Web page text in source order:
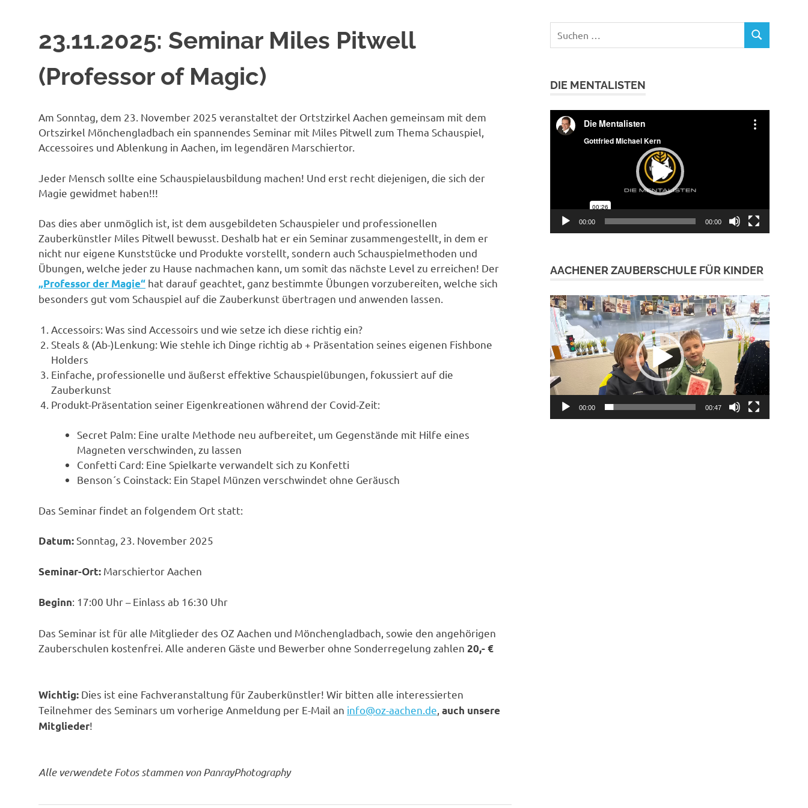
23.11.2025: Seminar Miles Pitwell
(Professor of Magic)
Am Sonntag, dem 23. November 2025 veranstaltet der Ortstzirkel Aachen gemeinsam mit dem
Ortszirkel Mönchengladbach ein spannendes Seminar mit Miles Pitwell zum Thema Schauspiel,
Accessoires und Ablenkung in Aachen, im legendären Marschiertor.
Jeder Mensch sollte eine Schauspielausbildung machen! Und erst recht diejenigen, die sich der
Magie gewidmet haben!!!
Das dies aber unmöglich ist, ist dem ausgebildeten Schauspieler und professionellen
Zauberkünstler Miles Pitwell bewusst. Deshalb hat er ein Seminar zusammengestellt, in dem er
nicht nur eigene Kunststücke und Produkte vorstellt, sondern auch Schauspielmethoden und
Übungen, welche jeder zu Hause nachmachen kann, um somit das nächste Level zu erreichen! Der
„Professor der Magie“ hat darauf geachtet, ganz bestimmte Übungen vorzubereiten, welche sich
besonders gut vom Schauspiel auf die Zauberkunst übertragen und anwenden lassen.
Accessoirs: Was sind Accessoirs und wie setze ich diese richtig ein?
Steals & (Ab-)Lenkung: Wie stehle ich Dinge richtig ab + Präsentation seines eigenen Fishbone
Holders
Einfache, professionelle und äußerst effektive Schauspielübungen, fokussiert auf die
Zauberkunst
Produkt-Präsentation seiner Eigenkreationen während der Covid-Zeit:
Secret Palm: Eine uralte Methode neu aufbereitet, um Gegenstände mit Hilfe eines
Magneten verschwinden, zu lassen
Confetti Card: Eine Spielkarte verwandelt sich zu Konfetti
Benson´s Coinstack: Ein Stapel Münzen verschwindet ohne Geräusch
Das Seminar findet an folgendem Ort statt:
Datum: Sonntag, 23. November 2025
Seminar-Ort: Marschiertor Aachen
Beginn: 17:00 Uhr – Einlass ab 16:30 Uhr
Das Seminar ist für alle Mitglieder des OZ Aachen und Mönchengladbach, sowie den angehörigen
Zauberschulen kostenfrei. Alle anderen Gäste und Bewerber ohne Sonderregelung zahlen 20,- €
Wichtig: Dies ist eine Fachveranstaltung für Zauberkünstler! Wir bitten alle interessierten
Teilnehmer des Seminars um vorherige Anmeldung per E-Mail an info@oz-aachen.de auch unsere
Mitglieder!
Alle verwendete Fotos stammen von PanrayPhotography
nach:
SUCHEN
DIE MENTALISTEN
Video-
Player
00:00 00:00
AACHENER ZAUBERSCHULE FÜR KINDER
Video-
Player
00:00 00:47